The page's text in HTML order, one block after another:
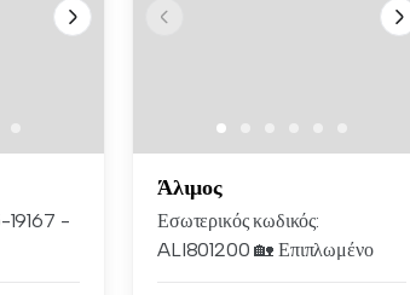
19167 -
Άλιμος
Εσωτερικός κωδικός:
ALI801200 🏡 Επιπλωμένο